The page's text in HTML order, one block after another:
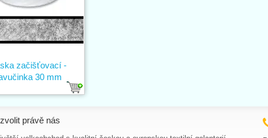
začišťovací -
30 mm
právě nás